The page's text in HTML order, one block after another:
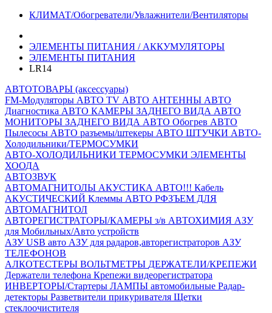
КЛИМАТ/Обогреватели/Увлажнители/Вентиляторы
ЭЛЕМЕНТЫ ПИТАНИЯ / АККУМУЛЯТОРЫ
ЭЛЕМЕНТЫ ПИТАНИЯ
LR14
АВТОТОВАРЫ (аксессуары)
FM-Модуляторы АВТО TV АВТО АНТЕННЫ АВТО
Диагностика АВТО КАМЕРЫ ЗАДНЕГО ВИДА АВТО
МОНИТОРЫ ЗАДНЕГО ВИДА АВТО Обогрев АВТО
Пылесосы АВТО разъемы/штекеры АВТО ШТУЧКИ АВТО-
Холодильники/ТЕРМОСУМКИ
АВТО-ХОЛОДИЛЬНИКИ ТЕРМОСУМКИ ЭЛЕМЕНТЫ
ХООДА
АВТОЗВУК
АВТОМАГНИТОЛЫ АКУСТИКА АВТО!!! Кабель
АКУСТИЧЕСКИЙ Клеммы АВТО РФЗЪЕМ ДЛЯ
АВТОМАГНИТОЛ
АВТОРЕГИСТРАТОРЫ/КАМЕРЫ з/в АВТОХИМИЯ АЗУ
для Мобильных/Авто устройств
АЗУ USB авто АЗУ для радаров,авторегистраторов АЗУ
ТЕЛЕФОНОВ
АЛКОТЕСТЕРЫ ВОЛЬТМЕТРЫ ДЕРЖАТЕЛИ/КРЕПЕЖИ
Держатели телефона Крепежи видеорегистратора
ИНВЕРТОРЫ/Стартеры ЛАМПЫ автомобильные Радар-
детекторы Разветвители прикуривателя Щетки
стеклоочистителя